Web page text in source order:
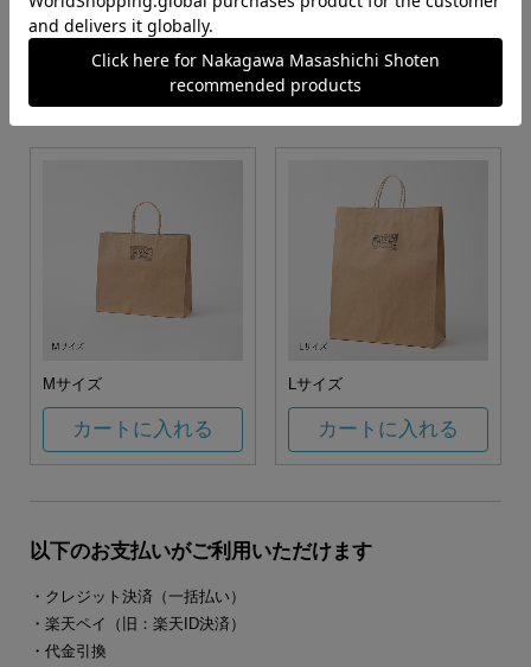
S・M・Lサイズより当店に
お任せ
カートに入れる カートに入れる
Mサイズ
カートに入れる
Lサイズ
カートに入れる
以下のお支払いがご利用いただけます
・クレジット決済（一括払い）
・楽天ペイ（旧：楽天ID決済）
・代金引換